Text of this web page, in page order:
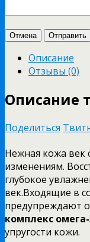
Отмена Отправить
Описание
Отзывы (0)
Описание
Поделиться
Нежная кожа век
изменениям.
глубокое
век.Входящие в
предупреждают
комплекс
упругости кожи.